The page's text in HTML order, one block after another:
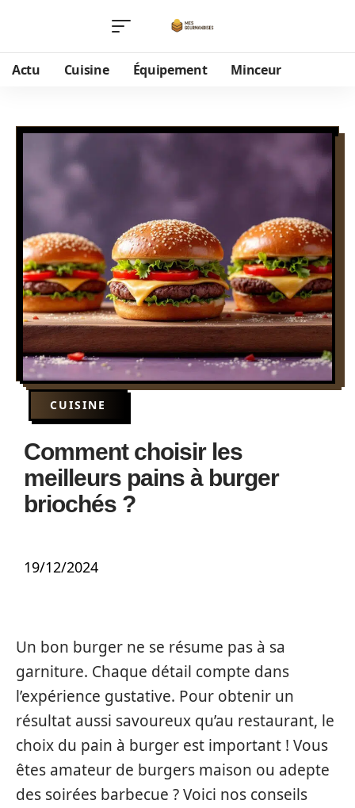
Actu Cuisine Équipement Minceur
CUISINE
Comment choisir les
meilleurs pains à burger
briochés ?
19/12/2024
Un bon burger ne se résume pas à sa
garniture. Chaque détail compte dans
l’expérience gustative. Pour obtenir un
résultat aussi savoureux qu’au restaurant, le
choix du pain à burger est important ! Vous
êtes amateur de burgers maison ou adepte
des soirées barbecue ? Voici nos conseils